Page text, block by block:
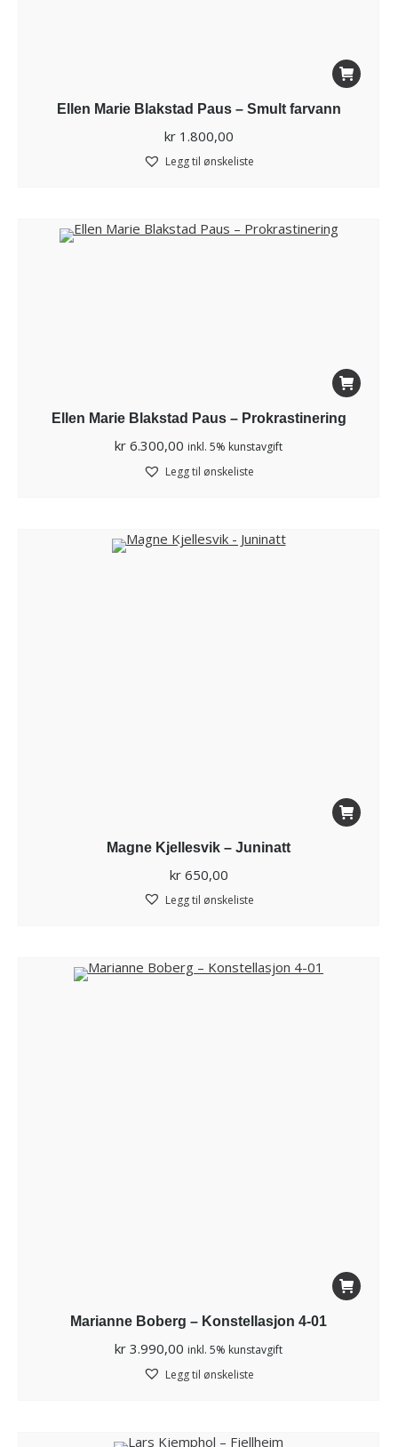
Ellen Marie Blakstad Paus – Smult farvann
kr1.800,00
Legg til ønskeliste
Ellen Marie Blakstad Paus – Prokrastinering
kr 6.300,00 inkl. 5% kunstavgift
Legg til ønskeliste
Magne Kjellesvik – Juninatt
kr650,00
Legg til ønskeliste
Marianne Boberg – Konstellasjon 4-01
kr 3.990,00 inkl. 5% kunstavgift
Legg til ønskeliste